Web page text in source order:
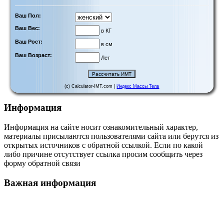
Ваш Пол:
Ваш Вес:
в КГ
Ваш Рост:
в см
Ваш Возраст:
Лет
(c) Calculator-IMT.com | Индекс Массы Тела
Информация
Информация на сайте носит ознакомительный характер,
материалы присылаются пользователями сайта или берутся из
открытых источников с обратной ссылкой. Если по какой
либо причине отсутствует ссылка просим сообщить через
форму обратной связи
Важная информация